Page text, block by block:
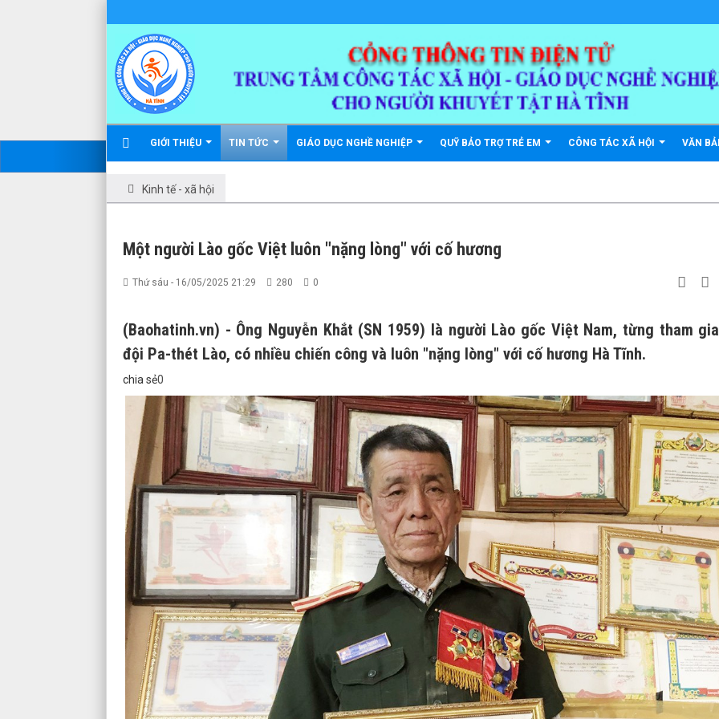
GIỚI THIỆU TIN TỨC GIÁO DỤC NGHỀ NGHIỆP QUỸ BẢO TRỢ TRẺ EM CÔNG TÁC XÃ HỘI VĂN
Kinh tế - xã hội
Một người Lào gốc Việt luôn "nặng lòng" với cố hương
Thứ sáu - 16/05/2025 21:29 280 0
(Baohatinh.vn) - Ông Nguyễn Khắt (SN 1959) là người Lào gốc Việt Nam, từng tham
đội Pa-thét Lào, có nhiều chiến công và luôn "nặng lòng" với cố hương Hà Tĩnh.
chia sẻ0